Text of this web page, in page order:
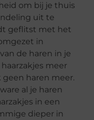
om bij je thuis
uit te
geflitst met het
in
de haren in je
meer
haren meer.
al je haren
in een
dieper in